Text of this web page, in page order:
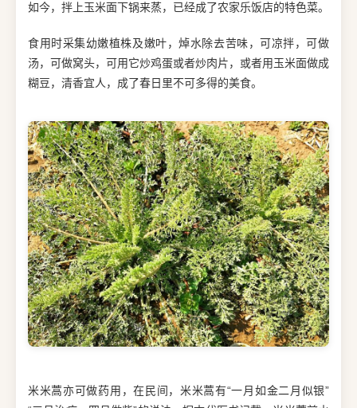
如今，拌上玉米面下锅来蒸，已经成了农家乐饭店的特色菜。
食用时采集幼嫩植株及嫩叶，焯水除去苦味，可凉拌，可做
汤，可做窝头，可用它炒鸡蛋或者炒肉片，或者用玉米面做成
糊豆，清香宜人，成了春日里不可多得的美食。
米米蒿亦可做药用，在民间，米米蒿有“一月如金二月似银”